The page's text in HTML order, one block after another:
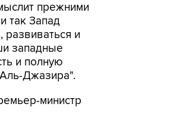
прежними
так Запад
и
западные
и полную
Джазира".
министр